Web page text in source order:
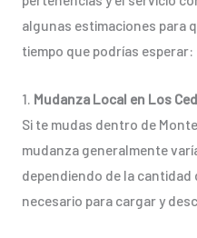
algunas estimaciones para
tiempo que podrías esperar:
1. Mudanza Local en Los
Si te mudas dentro de
mudanza generalmente
dependiendo de la cantidad
necesario para cargar y